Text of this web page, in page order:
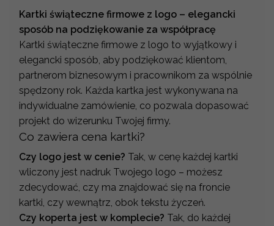
Kartki świąteczne firmowe z logo – elegancki
sposób na podziękowanie za współpracę
Kartki świąteczne firmowe z logo to wyjątkowy i
elegancki sposób, aby podziękować klientom,
partnerom biznesowym i pracownikom za wspólnie
spędzony rok. Każda kartka jest wykonywana na
indywidualne zamówienie, co pozwala dopasować
projekt do wizerunku Twojej firmy.
Co zawiera cena kartki?
Czy logo jest w cenie? Tak, w cenę każdej kartki
wliczony jest nadruk Twojego logo – możesz
zdecydować, czy ma znajdować się na froncie
kartki, czy wewnątrz, obok tekstu życzeń.
Czy koperta jest w komplecie? Tak, do każdej